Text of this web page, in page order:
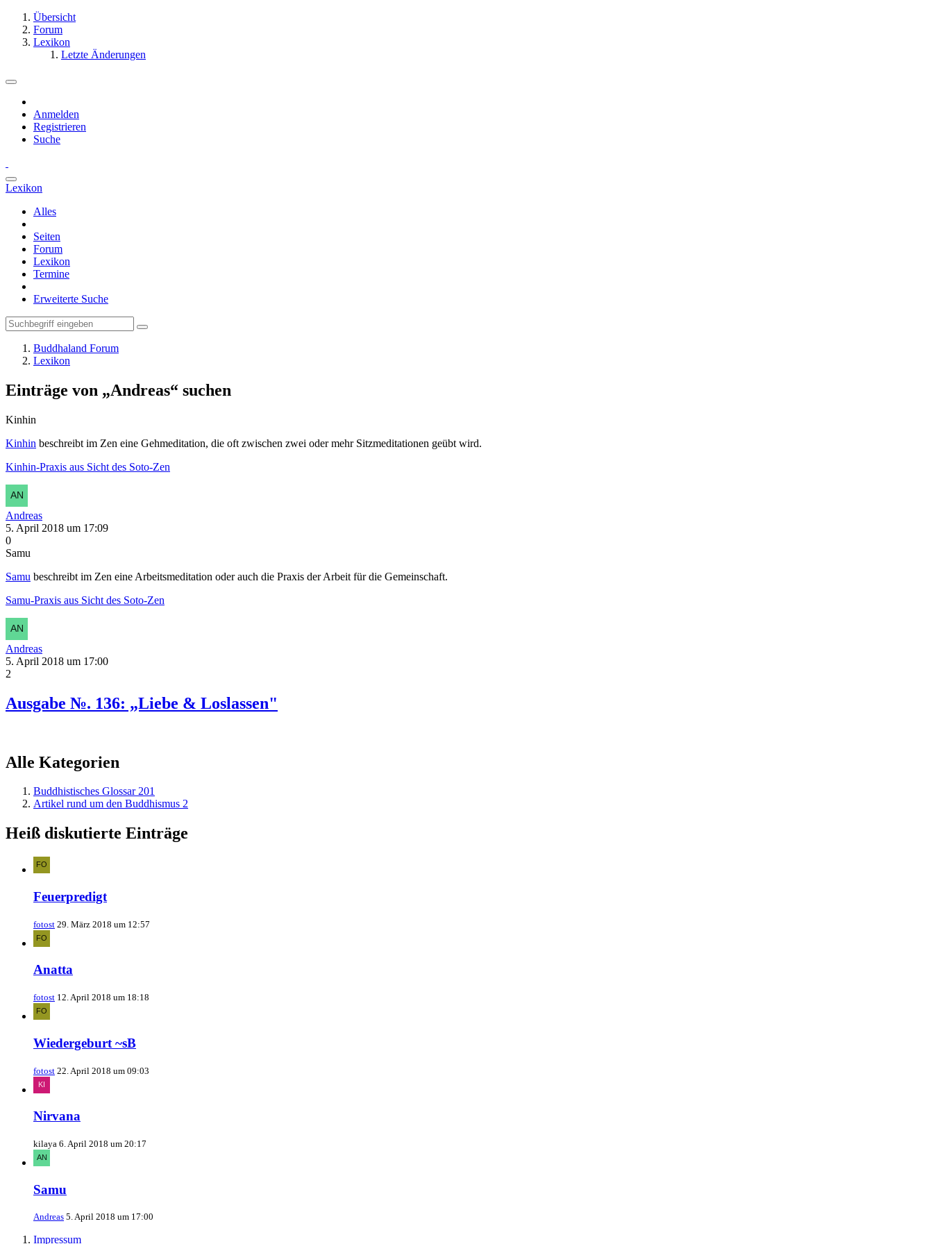
Übersicht
Forum
Lexikon
Letzte Änderungen
Anmelden
Registrieren
Suche
Lexikon
Alles
Seiten
Forum
Lexikon
Termine
Erweiterte Suche
Buddhaland Forum
Lexikon
Einträge von „Andreas“ suchen
Kinhin
Kinhin beschreibt im Zen eine Gehmeditation, die oft zwischen zwei oder mehr Sitzmeditationen geübt wird.
Kinhin-Praxis aus Sicht des Soto-Zen
Andreas
5. April 2018 um 17:09
0
Samu
Samu beschreibt im Zen eine Arbeitsmeditation oder auch die Praxis der Arbeit für die Gemeinschaft.
Samu-Praxis aus Sicht des Soto-Zen
Andreas
5. April 2018 um 17:00
2
Ausgabe №. 136: „Liebe & Loslassen"
Alle Kategorien
Buddhistisches Glossar 201
Artikel rund um den Buddhismus 2
Heiß diskutierte Einträge
Feuerpredigt
fotost 29. März 2018 um 12:57
Anatta
fotost 12. April 2018 um 18:18
Wiedergeburt ~sB
fotost 22. April 2018 um 09:03
Nirvana
kilaya 6. April 2018 um 20:17
Samu
Andreas 5. April 2018 um 17:00
Impressum